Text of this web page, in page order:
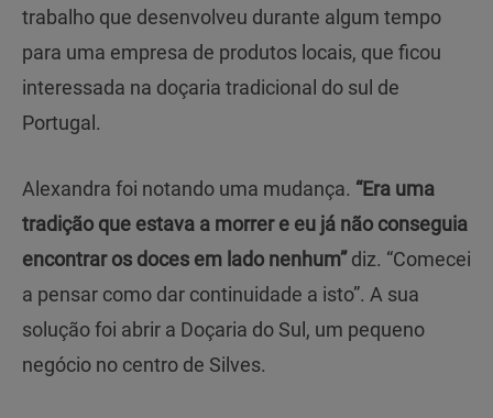
trabalho que desenvolveu durante algum tempo
para uma empresa de produtos locais, que ficou
interessada na doçaria tradicional do sul de
Portugal.
Alexandra foi notando uma mudança. “Era uma
tradição que estava a morrer e eu já não conseguia
encontrar os doces em lado nenhum”diz. “Comecei
a pensar como dar continuidade a isto”. A sua
solução foi abrir a Doçaria do Sul, um pequeno
negócio no centro de Silves.